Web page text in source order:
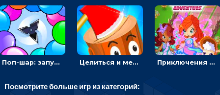
Поп-шар: запускать колючку, чтобы лопать воздушные шарики Целиться и метать топор в 3D мишени Приключения Клуба Винкс: менять дорожки, чтобы собирать кристаллы
Посмотрите больше игр из категорий: